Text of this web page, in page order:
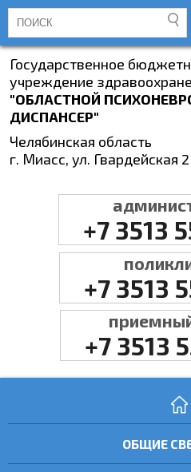
Государственное
учреждение
"ОБЛАСТНОЙ
ДИСПАНСЕР"
Челябинская область
г. Миасс, ул. Гвардейская 2
+7 3513
+7 3513
+7 3513
ОБЩИЕ